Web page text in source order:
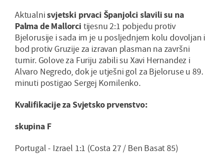
Aktualnisvjetski prvaci Španjolci slavili su na
Palma de Mallorci tijesnu 2:1 pobjedu protiv
Bjelorusije i sada im je u posljednjem kolu dovoljan i
bod protiv Gruzije za izravan plasman na završni
turnir. Golove za Furiju zabili su Xavi Hernandez i
Alvaro Negredo, dok je utješni gol za Bjeloruse u 89.
minuti postigao Sergej Kornilenko.
Kvalifikacije za Svjetsko prvenstvo:
skupina F
Portugal - Izrael 1:1 (Costa 27 / Ben Basat 85)